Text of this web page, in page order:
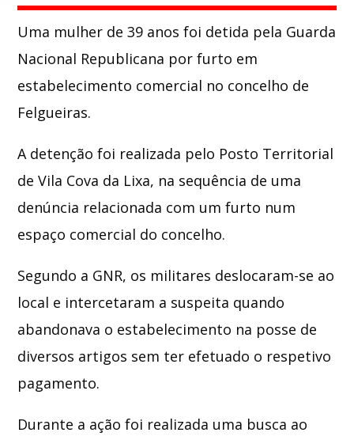
Uma mulher de 39 anos foi detida pela Guarda
Nacional Republicana por furto em
estabelecimento comercial no concelho de
Felgueiras.
A detenção foi realizada pelo Posto Territorial
de Vila Cova da Lixa, na sequência de uma
denúncia relacionada com um furto num
espaço comercial do concelho.
Segundo a GNR, os militares deslocaram-se ao
local e intercetaram a suspeita quando
abandonava o estabelecimento na posse de
diversos artigos sem ter efetuado o respetivo
pagamento.
Durante a ação foi realizada uma busca ao